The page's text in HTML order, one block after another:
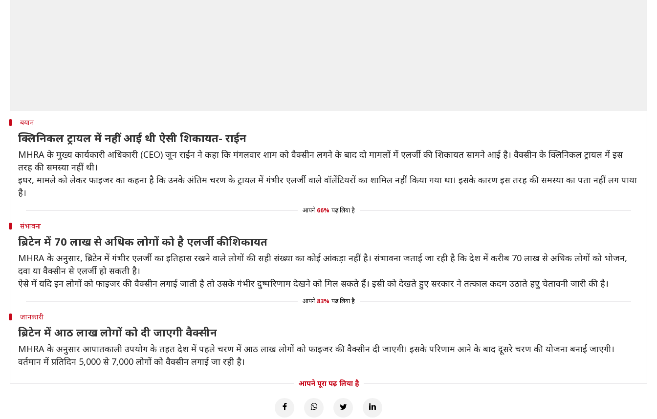
बयान
क्लिनिकल ट्रायल में नहीं आई थी ऐसी शिकायत- राईन
MHRA के मुख्य कार्यकारी अधिकारी (CEO) जून राईन ने कहा कि मंगलवार शाम को वैक्सीन लगने के बाद दो मामलों में एलर्जी की शिकायत सामने आई है। वैक्सीन के क्लिनिकल ट्रायल में इस
तरह की समस्या नहीं थी।
इधर, मामले को लेकर फाइजर का कहना है कि उनके अंतिम चरण के ट्रायल में गंभीर एलर्जी वाले वॉलेंटियरों का शामिल नहीं किया गया था। इसके कारण इस तरह की समस्या का पता नहीं लग पाया
है।
आपने 66% पढ़ लिया है
संभावना
ब्रिटेन में 70 लाख से अधिक लोगों को है एलर्जी की शिकायत
MHRA के अनुसार, ब्रिटेन में गंभीर एलर्जी का इतिहास रखने वाले लोगों की सही संख्या का कोई आंकड़ा नहीं है। संभावना जताई जा रही है कि देश में करीब 70 लाख से अधिक लोगों को भोजन,
दवा या वैक्सीन से एलर्जी हो सकती है।
ऐसे में यदि इन लोगों को फाइजर की वैक्सीन लगाई जाती है तो उसके गंभीर दुष्परिणाम देखने को मिल सकते हैं। इसी को देखते हुए सरकार ने तत्काल कदम उठाते हएु चेतावनी जारी की है।
आपने 83% पढ़ लिया है
जानकारी
ब्रिटेन में आठ लाख लोगों को दी जाएगी वैक्सीन
MHRA के अनुसार आपातकाली उपयोग के तहत देश में पहले चरण में आठ लाख लोगों को फाइजर की वैक्सीन दी जाएगी। इसके परिणाम आने के बाद दूसरे चरण की योजना बनाई जाएगी।
वर्तमान में प्रतिदिन 5,000 से 7,000 लोगों को वैक्सीन लगाई जा रही है।
आपने पूरा पढ़ लिया है